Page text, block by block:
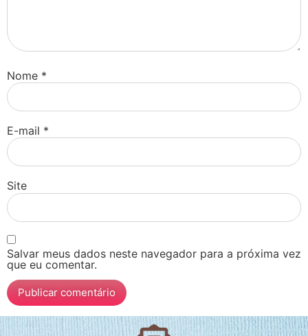
Nome *
E-mail *
Site
Salvar meus dados neste navegador para a próxima vez
que eu comentar.